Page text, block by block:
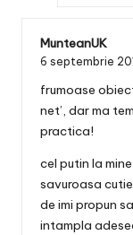
MunteanUK
6 septembrie
frumoase
net’, dar ma
practica!
cel putin la
savuroasa
de imi propun
intampla